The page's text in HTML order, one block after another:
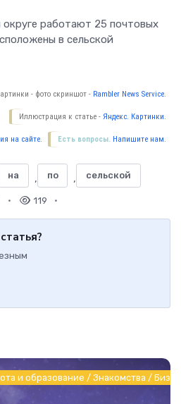
работают 25 почтовых
в сельской
- фото скриншот - Rambler News Service.
Иллюстрация к статье - Яндекс. Картинки.
Есть вопросы. Напишите нам.
на сайте.
на , по , сельской
119
и образование / Знакомства /